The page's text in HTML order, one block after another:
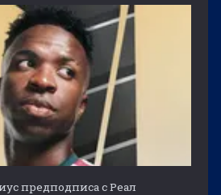
предподписа с Реал